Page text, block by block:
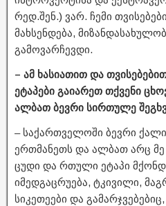
რედ.შენ.) ვარ. ჩემი
მახსენდება,
გამოვარჩევდი.
– ამ ხასიათით და
ეტაპები გაიარეთ თქვენი
ალბათ ბევრი სირთულე
– საქართველოში ბევრი
ერთმანეთს და ალბათ არც
ცუდი და რთული ეტაპი
იმედგაცრუება, ტკივილი,
სიკეთეები და